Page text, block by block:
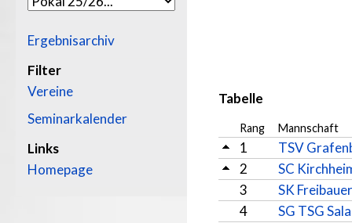
Ergebnisarchiv
Filter
Vereine
Seminarkalender
Links
Homepage
Tabelle
Rang Mannschaft
1
TSV
2
SC
3
SK
4
SG TSG